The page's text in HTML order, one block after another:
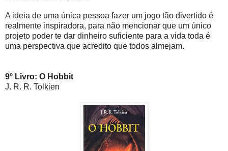
A ideia de uma única pessoa fazer um jogo tão divertido é
realmente inspiradora, para não mencionar que um único
projeto poder te dar dinheiro suficiente para a vida toda é
uma perspectiva que acredito que todos almejam.
9º Livro: O Hobbit
J. R. R. Tolkien